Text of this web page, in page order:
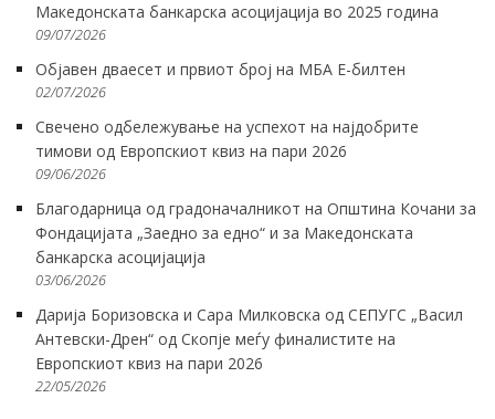
Македонската банкарска асоцијација во 2025 година
09/07/2026
Објавен дваесет и првиот број на МБА Е-билтен
02/07/2026
Свечено одбележување на успехот на најдобрите
тимови од Европскиот квиз на пари 2026
09/06/2026
Благодарница од градоначалникот на Општина Кочани за
Фондацијата „Заедно за едно“ и за Македонската
банкарска асоцијација
03/06/2026
Дарија Боризовска и Сара Милковска од СЕПУГС „Васил
Антевски-Дрен“ од Скопје меѓу финалистите на
Европскиот квиз на пари 2026
22/05/2026